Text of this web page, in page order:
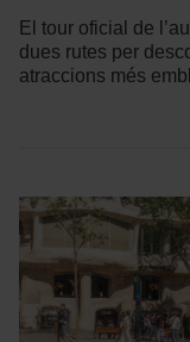
El tour oficial de
dues rutes per
atraccions més